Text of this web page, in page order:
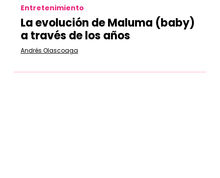
Entretenimiento
La evolución de Maluma (baby)
a través de los años
Andrés Olascoaga